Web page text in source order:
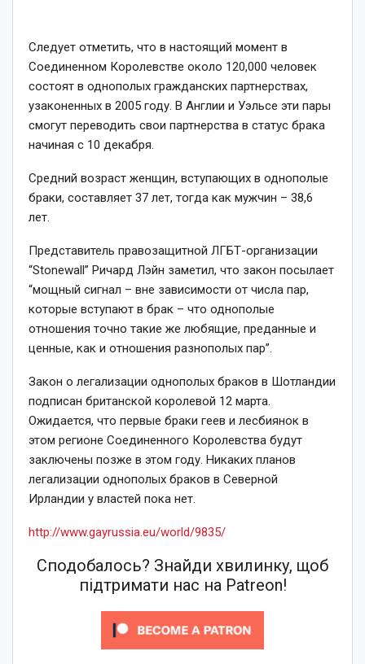
Следует отметить, что в настоящий момент в
Соединенном Королевстве около 120,000 человек
состоят в однополых гражданских партнерствах,
узаконенных в 2005 году. В Англии и Уэльсе эти пары
смогут переводить свои партнерства в статус брака
начиная с 10 декабря.
Средний возраст женщин, вступающих в однополые
браки, составляет 37 лет, тогда как мужчин – 38,6
лет.
Представитель правозащитной ЛГБТ-организации
“Stonewall” Ричард Лэйн заметил, что закон посылает
“мощный сигнал – вне зависимости от числа пар,
которые вступают в брак – что однополые
отношения точно такие же любящие, преданные и
ценные, как и отношения разнополых пар”.
Закон о легализации однополых браков в Шотландии
подписан британской королевой 12 марта.
Ожидается, что первые браки геев и лесбиянок в
этом регионе Соединенного Королевства будут
заключены позже в этом году. Никаких планов
легализации однополых браков в Северной
Ирландии у властей пока нет.
http://www.gayrussia.eu/world/9835/
Сподобалось? Знайди хвилинку, щоб
підтримати нас на Patreon!